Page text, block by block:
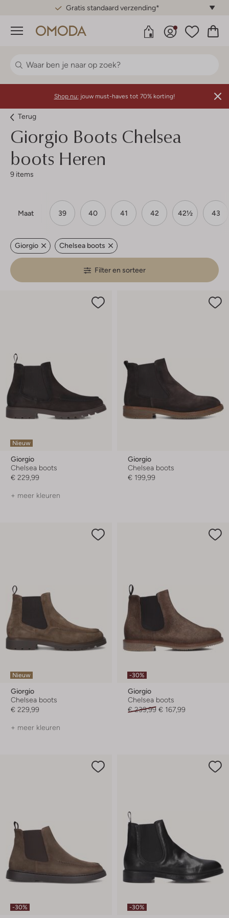
Gratis standaard verzending*
Menu
Shop nu: jouw must-haves tot 70% korting!
Terug
Giorgio Boots Chelsea
boots Heren
9 items
Maat 39 40 41 42 42½ 43
Giorgio Chelsea boots
Filter en sorteer
Nieuw
Giorgio
Chelsea boots
€ 229,99
+ meer kleuren
Giorgio
Chelsea boots
€ 199,99
Nieuw
Giorgio
Chelsea boots
€ 229,99
+ meer kleuren
-30%
Giorgio
Chelsea boots
€ 239,99 € 167,99
-30% -30%